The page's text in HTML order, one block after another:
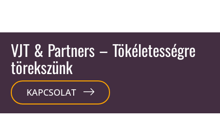
VJT & Partners – Tökéletességre
törekszünk
KAPCSOLAT